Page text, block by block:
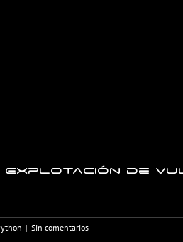
Explotación de
| Sin comentarios